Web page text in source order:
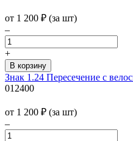
от 1 200 ₽ (за шт)
–
+
Знак 1.24 Пересечение с
012400
от 1 200 ₽ (за шт)
–